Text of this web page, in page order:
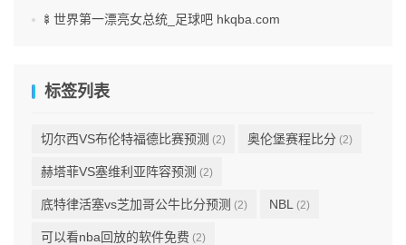
🍢世界第一漂亮女总统_足球吧 hkqba.com
标签列表
切尔西VS布伦特福德比赛预测 (2) 奥伦堡赛程比分 (2)
赫塔菲VS塞维利亚阵容预测 (2)
底特律活塞vs芝加哥公牛比分预测 (2) NBL (2)
可以看nba回放的软件免费 (2)